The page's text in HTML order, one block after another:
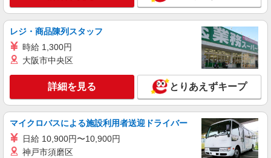
レジ・商品陳列スタッフ
時給 1,300円
大阪市中央区
詳細を見る とりあえずキープ
マイクロバスによる施設利用者送迎ドライバー
日給 10,900円〜10,900円
神戸市須磨区